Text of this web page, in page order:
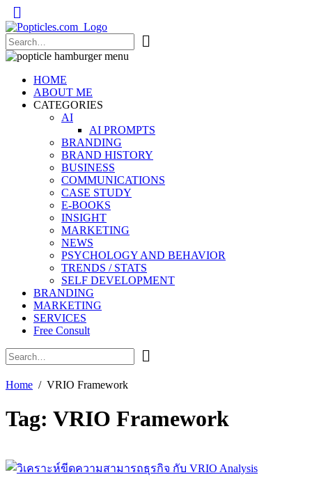
Popticles.com
HOME
ABOUT ME
CATEGORIES
AI
AI PROMPTS
BRANDING
BRAND HISTORY
BUSINESS
COMMUNICATIONS
CASE STUDY
E-BOOKS
INSIGHT
MARKETING
NEWS
PSYCHOLOGY AND BEHAVIOR
TRENDS / STATS
SELF DEVELOPMENT
BRANDING
MARKETING
SERVICES
Free Consult
Home VRIO Framework
Tag: VRIO Framework